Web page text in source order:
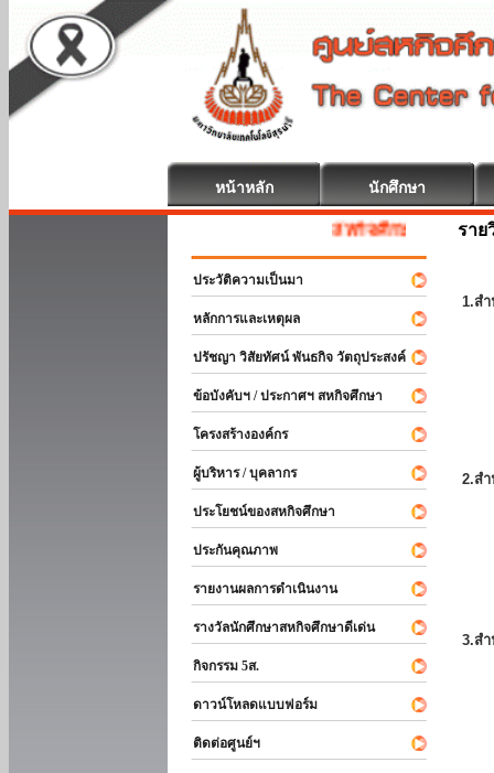
หน้าหลัก นักศึกษา
สหกิจศึกษา ยินดีต้อนรับ
ประวัติความเป็นมา
หลักการและเหตุผล
ปรัชญา วิสัยทัศน์ พันธกิจ วัตถุประสงค์
ข้อบังคับฯ / ประกาศฯ สหกิจศึกษา
โครงสร้างองค์กร
ผู้บริหาร / บุคลากร
ประโยชน์ของสหกิจศึกษา
ประกันคุณภาพ
รายงานผลการดำเนินงาน
รางวัลนักศึกษาสหกิจศึกษาดีเด่น
กิจกรรม 5ส.
ดาวน์โหลดแบบฟอร์ม
ติดต่อศูนย์ฯ
ราย
1.ส
2.ส
3.ส